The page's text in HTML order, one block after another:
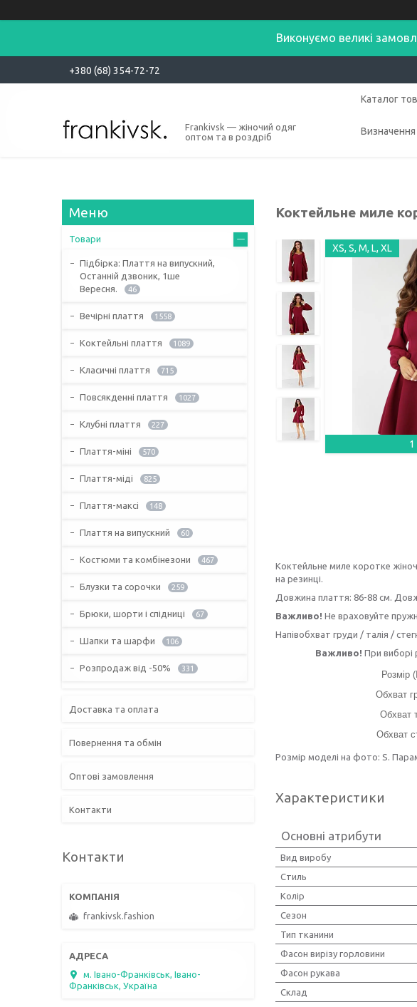
Виконуємо великі
+380 (68) 354-72-72
Frankivsk — жіночий одяг
оптом та в роздріб
Каталог
Визначення
Коктейльне миле
XS, S, M, L, XL
Коктейльне миле коротке
на резинці.
Довжина плаття: 86-88 см.
Важливо! Не враховуйте
Напівобхват груди / талія /
Важливо! При виборі
Розмір
Обхват
Обхват
Обхват
Розмір моделі на фото: S.
Характеристики
Основні атрибути
Вид виробу
Стиль
Колір
Сезон
Тип тканини
Фасон вирізу горловини
Фасон рукава
Склад
Товари
Підбірка: Плаття на випускний,
Останній дзвоник, 1ше
Вересня.
46
Вечірні плаття 1558
Коктейльні плаття 1089
Класичні плаття 715
Повсякденні плаття 1027
Клубні плаття 227
Плаття-міні 570
Плаття-міді 825
Плаття-максі 148
Плаття на випускний 60
Костюми та комбінезони 467
Блузки та сорочки 259
Брюки, шорти і спідниці 67
Шапки та шарфи 106
Розпродаж від -50% 331
Доставка та оплата
Повернення та обмін
Оптові замовлення
Контакти
Контакти
frankivsk.fashion
м. Івано-Франківськ, Івано-
Франківськ, Україна